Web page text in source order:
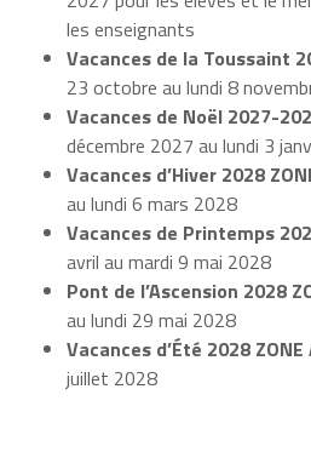
les enseignants
Vacances de la Toussaint
23 octobre au lundi 8
Vacances de Noël 2027-
décembre 2027 au lundi 3
Vacances d’Hiver 2028
au lundi 6 mars 2028
Vacances de Printemps
avril au mardi 9 mai 2028
Pont de l’Ascension 2028
au lundi 29 mai 2028
Vacances d’Été 2028 ZONE
juillet 2028